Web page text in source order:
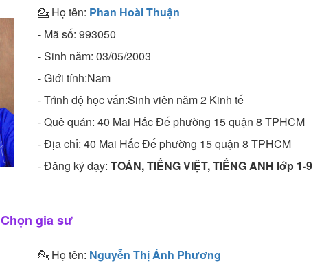
💁 Họ tên: Phan Hoài Thuận
- Mã số: 993050
- Sinh năm:03/05/2003
- Giới tính:Nam
- Trình độ học vấn:Sinh viên năm 2 Kinh tế
- Quê quán:40 Mai Hắc Đế phường 15 quận 8 TPHCM
- Địa chỉ:40 Mai Hắc Đế phường 15 quận 8 TPHCM
- Đăng ký dạy:TOÁN, TIẾNG VIỆT, TIẾNG ANH lớp 1-9
Chọn gia sư
💁 Họ tên: Nguyễn Thị Ánh Phương